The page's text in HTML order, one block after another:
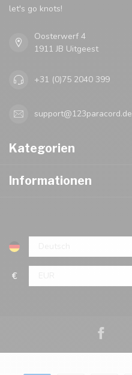
let's go knots!
Oosterwerf 4
1911 JB Uitgeest
+31 (0)75 2040 399
support@123paracord.de
Kategorien
Informationen
€